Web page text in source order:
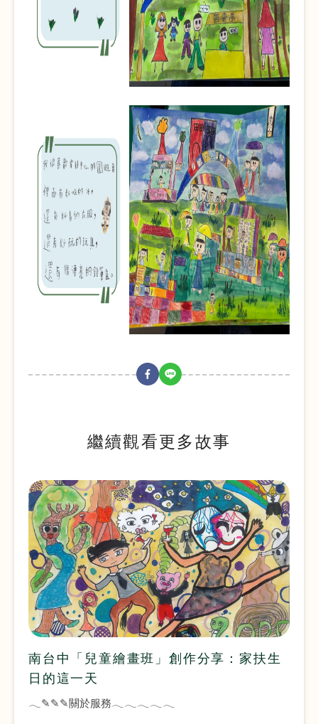
繼續觀看更多故事
南台中「兒童繪畫班」創作分享：家扶生
日的這一天
𓂃✎✎✎關於服務𓂃𓂃𓂃𓂃𓂃